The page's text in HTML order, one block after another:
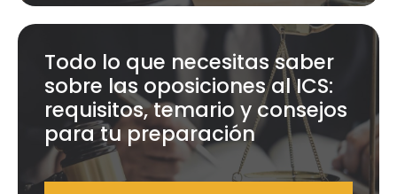
Todo lo que necesitas saber
sobre las oposiciones al ICS:
requisitos, temario y consejos
para tu preparación